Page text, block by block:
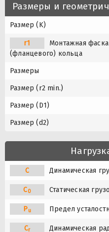
Размеры и
Размер (K)
r1
Монтажная
(фланцевого) кольца
Размеры
Размер (r2 min.)
Размер (D1)
Размер (d2)
C Динамическая
C0 Статическая
Pu Предел
Cr
Динамическая